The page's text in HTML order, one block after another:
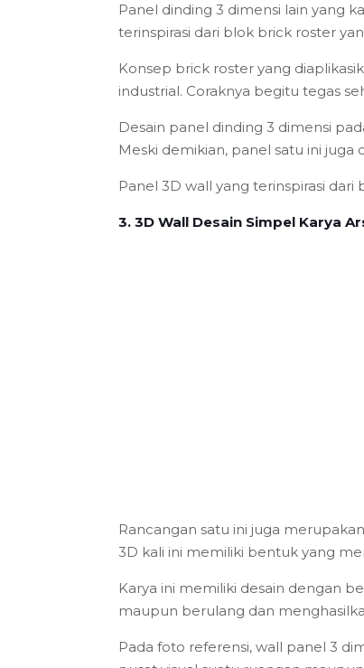
Panel dinding 3 dimensi lain yang
terinspirasi dari blok brick roster
Konsep brick roster yang
industrial. Coraknya begitu tegas
Desain panel dinding 3 dimensi
Meski demikian, panel satu ini
Panel 3D wall yang terinspirasi
3. 3D Wall Desain Simpel Karya
Rancangan satu ini juga
3D kali ini memiliki bentuk yang
Karya ini memiliki desain dengan
maupun berulang dan
Pada foto referensi, wall panel 3